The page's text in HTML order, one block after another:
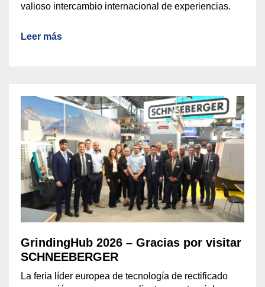
valioso intercambio internacional de experiencias.
Leer más
GrindingHub 2026 – Gracias por visitar
SCHNEEBERGER
La feria líder europea de tecnología de rectificado